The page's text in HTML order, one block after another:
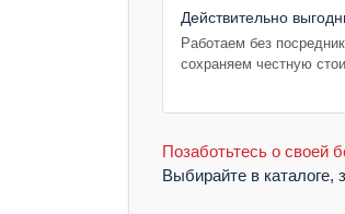
Действительно
Работаем без
сохраняем честную
Позаботьтесь о своей
Выбирайте в